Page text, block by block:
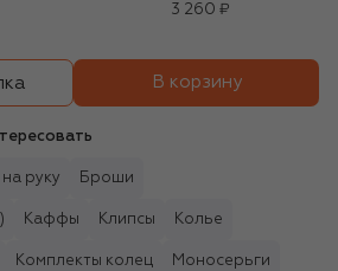
3 260 ₽
В корзину
руку Броши
Каффы Клипсы Колье
Комплекты колец Моносерьги